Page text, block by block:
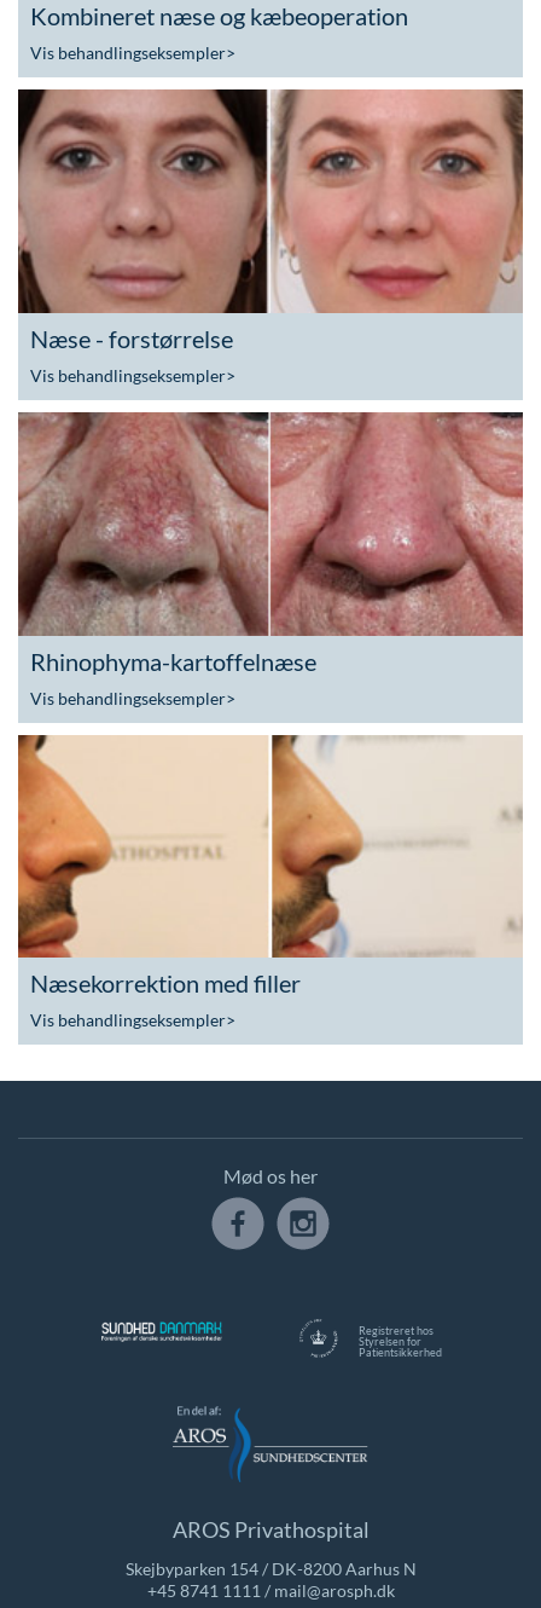
Kombineret næse og kæbeoperation
Vis behandlingseksempler>
Næse - forstørrelse
Vis behandlingseksempler>
Rhinophyma-kartoffelnæse
Vis behandlingseksempler>
Næsekorrektion med filler
Vis behandlingseksempler>
Registreret hos
Styrelsen for
Patientsikkerhed
Mød os her
AROS Privathospital
Skejbyparken 154 / DK-8200 Aarhus N
+45 8741 1111/ mail@arosph.dk